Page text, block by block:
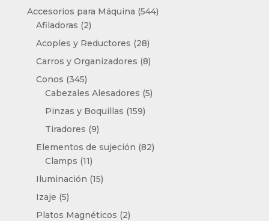
productos
Accesorios para Máquina 544544
Afiladoras 22
productos
Acoples y Reductores 2828
productos
Carros y Organizadores 88
Conos 345345
productos
Cabezales Alesadores 55
Pinzas y Boquillas 159159
Tiradores 99
productos
Elementos de sujeción 8282
Clamps 1111
productos
Iluminación 1515
Izaje 55
productos
Platos Magnéticos 22